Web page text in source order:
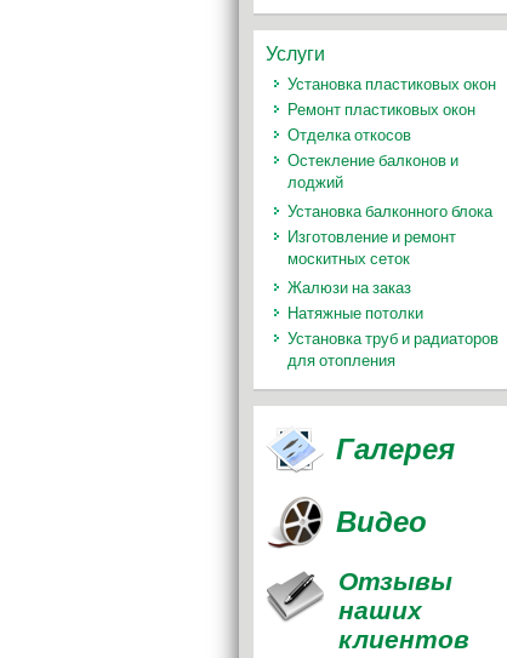
Услуги
Установка пластиковых окон
Ремонт пластиковых окон
Отделка откосов
Остекление балконов и
лоджий
Установка балконного блока
Изготовление и ремонт
москитных сеток
Жалюзи на заказ
Натяжные потолки
Установка труб и радиаторов
для отопления
Галерея
Видео
Отзывы
наших
клиентов